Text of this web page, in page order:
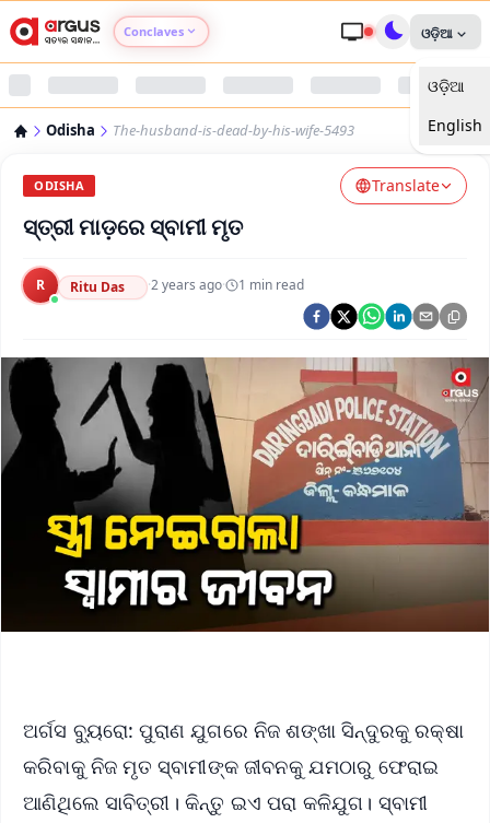
Conclaves
Argus Nari Shakti
Argus Swaad Odisha
Argus Chalo Dekhein Apna Desh
ଓଡ଼ିଆ
ଓଡ଼ିଆ
English
Odisha The-husband-is-dead-by-his-wife-5493
ODISHA Translate
ସ୍ତ୍ରୀ ମାଡ଼ରେ ସ୍ବାମୀ ମୃତ
R Ritu Das ·2 years ago· 1 min read
ଅର୍ଗସ ବ୍ୟୁରୋ: ପୁରାଣ ଯୁଗରେ ନିଜ ଶଙ୍ଖା ସିନ୍ଦୁରକୁ ରକ୍ଷା
କରିବାକୁ ନିଜ ମୃତ ସ୍ବାମୀଙ୍କ ଜୀବନକୁ ଯମଠାରୁ ଫେରାଇ
ଆଣିଥିଲେ ସାବିତ୍ରୀ। କିନ୍ତୁ ଇଏ ପରା କଳିଯୁଗ। ସ୍ବାମୀ